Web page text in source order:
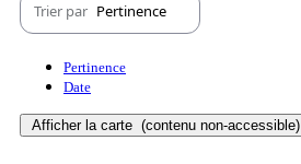
Trier par Pertinence
Pertinence
Date
Afficher la carte (contenu non-accessible)